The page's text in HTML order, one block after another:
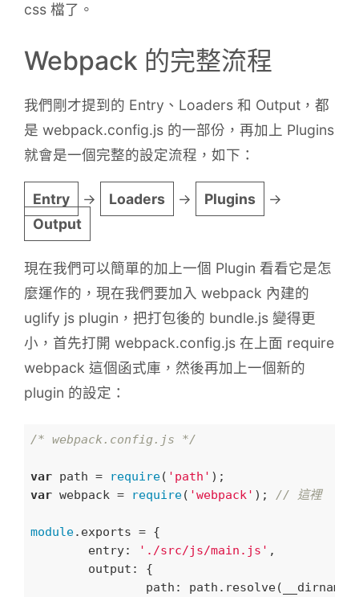
css 檔了。
Webpack 的完整流程
我們剛才提到的 Entry、Loaders 和 Output，都
是 webpack.config.js 的一部份，再加上 Plugins
就會是一個完整的設定流程，如下：
Entry → Loaders → Plugins
→
Output
現在我們可以簡單的加上一個 Plugin 看看它是怎
麼運作的，現在我們要加入 webpack 內建的
uglify js plugin，把打包後的 bundle.js 變得更
小，首先打開 webpack.config.js 在上面 require
webpack 這個函式庫，然後再加上一個新的
plugin 的設定：
/* webpack.config.js */
var path = require( 'path'
var webpack = require( 'webpack' ); // 這裡
module.exports = {
entry: './src/js/main.js' ,
output : {
path :